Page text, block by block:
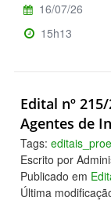
16/07/26
15h13
Edital nº
Agentes de
Tags:
Escrito por
Publicado em
Última